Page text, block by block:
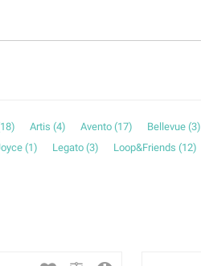
18) Artis (4) Avento (17) Bellevue (3)
(1) Legato (3) Loop&Friends (12)